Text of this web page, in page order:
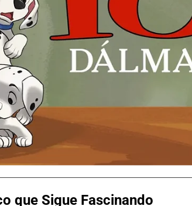
que Sigue Fascinando